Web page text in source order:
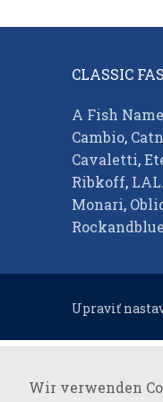
CLASSIC
A Fish
Cambio,
Cavaletti,
Ribkoff,
Monari,
Rockandblue
Upraviť
Wir verwenden
Notwendig
Diese Cookies
sind notwendig,
um das
ordnungsgemäße
der Website zu
Analytisch
verwendet,